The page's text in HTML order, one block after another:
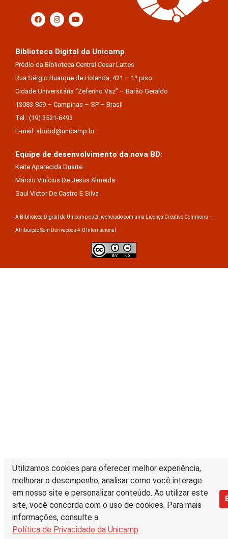
Utilizamos cookies para oferecer melhor experiência,
melhorar o desempenho, analisar como você interage
em nosso site e personalizar conteúdo. Ao utilizar este
site, você concorda com o uso de cookies. Para mais
informações, consulte a
Política de Privacidade da Unicamp
Biblioteca Digital da Unicamp
Prédio da Biblioteca Central Cesar Lattes
Rua Sérgio Buarque de Holanda, 421 – 1º piso
Cidade Universitária “Zeferino Vaz” – Barão Geraldo
13083-859 – Campinas – SP – Brasil
Tel.: (19) 3521-6493
E-mail: sbubd@unicamp.br
Equipe de desenvolvimento da nova BD:
Keite Aparecida Duarte
Márcio Vinícius De Jesus Almeida
Saul Victor De Castro E Silva
A Biblioteca Digital da Unicamp está licenciado com uma Licença Creative Commons –
Atribuição Sem Derivações 4.0 Internacional